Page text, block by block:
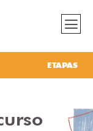
ETAPAS